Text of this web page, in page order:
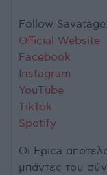
Follow Savatage:
Official Website
Facebook
Instagram
YouΤube
TikTok
Spotify
Οι Epica
μπάντες του